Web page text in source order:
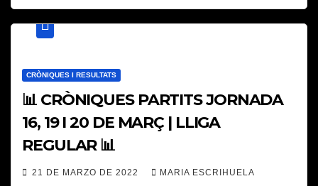
CRÒNIQUES I RESULTATS
📊 CRÒNIQUES PARTITS JORNADA
16, 19 I 20 DE MARÇ | LLIGA
REGULAR 📊
21 DE MARZO DE 2022 MARIA ESCRIHUELA